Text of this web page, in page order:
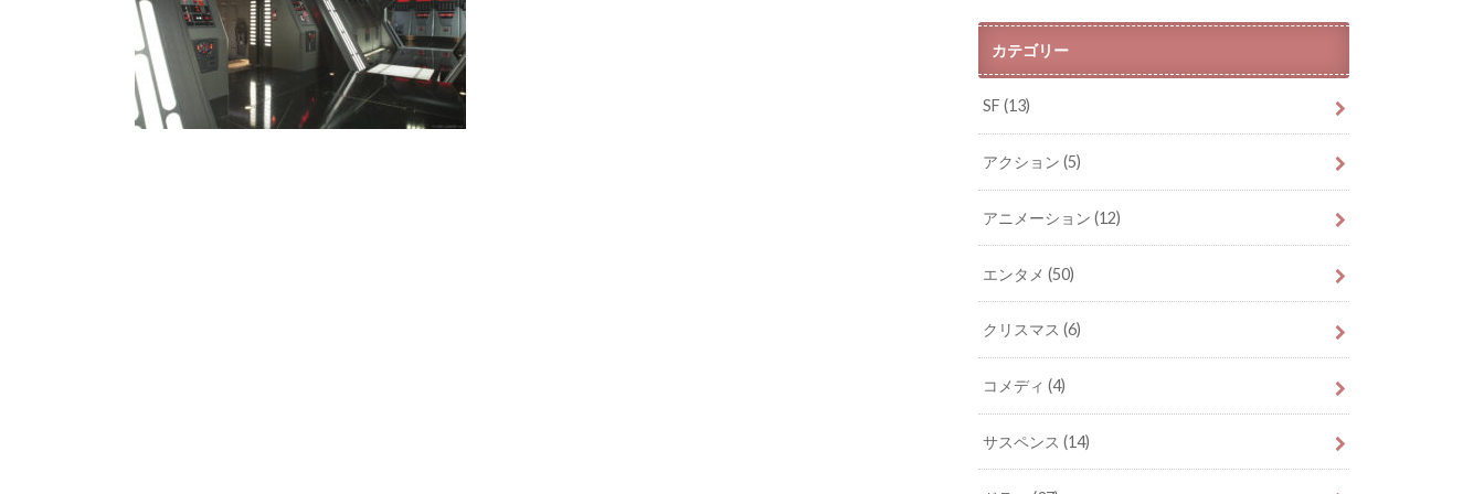
カテゴリー
SF(13)
アクション(5)
アニメーション(12)
エンタメ(50)
クリスマス(6)
コメディ(4)
サスペンス(14)